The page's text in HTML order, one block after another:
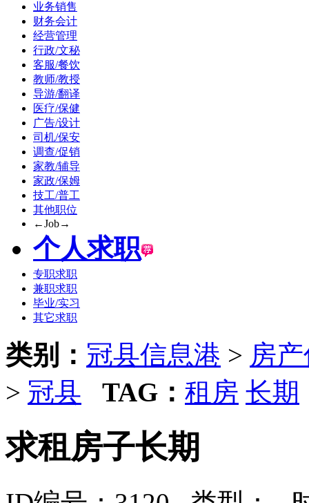
业务销售
财务会计
经营管理
行政/文秘
客服/餐饮
教师/教授
导游/翻译
医疗/保健
广告/设计
司机/保安
调查/促销
家教/辅导
家政/保姆
技工/普工
其他职位
←Job→
个人求职
专职求职
兼职求职
毕业/实习
其它求职
类别： 冠县信息港 > 房
> 冠县 TAG： 租房 长期
求租房子长期